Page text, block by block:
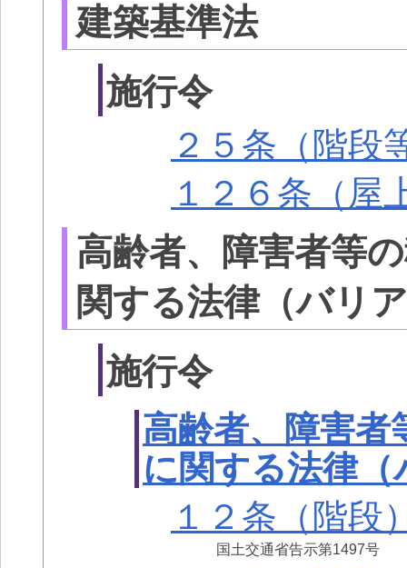
建築基準法
施行令
２５条（階段
１２６条（屋
高齢者、障害者等
関する法律（バリ
施行令
高齢者、障害者
に関する法律
１２条（階段
国土交通省告示第1497号